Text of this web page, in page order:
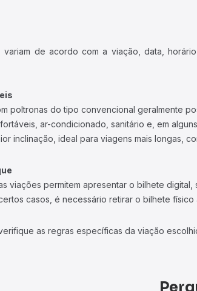
variam de acordo com a viação, data,
poltronas do tipo convencional geralmente
ar-condicionado, sanitário e, em
inclinação, ideal para viagens mais longas,
viações permitem apresentar o bilhete
casos, é necessário retirar o bilhete físico
as regras específicas da viação